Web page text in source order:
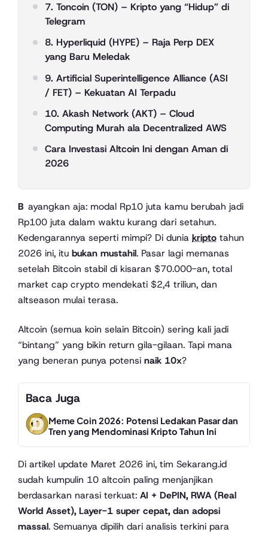
7. Toncoin (TON) – Kripto yang “Hidup” di
Telegram
8. Hyperliquid (HYPE) – Raja Perp DEX
yang Baru Meledak
9. Artificial Superintelligence Alliance (ASI
/ FET) – Kekuatan AI Terpadu
10. Akash Network (AKT) – Cloud
Computing Murah ala Decentralized AWS
Cara Investasi Altcoin Ini dengan Aman di
2026
Bayangkan aja: modal Rp10 juta kamu berubah jadi
Rp100 juta dalam waktu kurang dari setahun.
Kedengarannya seperti mimpi? Di dunia kripto tahun
2026 ini, itu bukan mustahil. Pasar lagi memanas
setelah Bitcoin stabil di kisaran $70.000-an, total
market cap crypto mendekati $2,4 triliun, dan
altseason mulai terasa.
Altcoin (semua koin selain Bitcoin) sering kali jadi
“bintang” yang bikin return gila-gilaan. Tapi mana
yang beneran punya potensi naik 10x?
Baca Juga
Meme Coin 2026: Potensi Ledakan Pasar dan
Tren yang Mendominasi Kripto Tahun Ini
Di artikel update Maret 2026 ini, tim Sekarang.id
sudah kumpulin 10 altcoin paling menjanjikan
berdasarkan narasi terkuat: AI + DePIN, RWA (Real
World Asset), Layer-1 super cepat, dan adopsi
massal. Semuanya dipilih dari analisis terkini para